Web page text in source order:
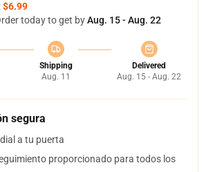
$6.99
today to get byAug. 15 - Aug. 22
Shipping
Aug. 11
Delivered
Aug. 15 - Aug. 22
segura
a tu puerta
proporcionado para todos los